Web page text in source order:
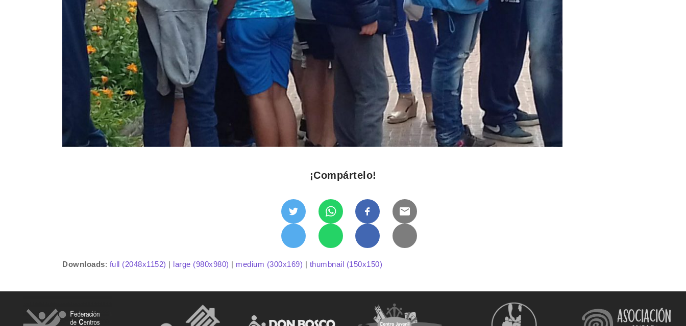
¡Compártelo!
Downloads: full (2048x1152) | large (980x980) | medium (300x169) | thumbnail (150x150)